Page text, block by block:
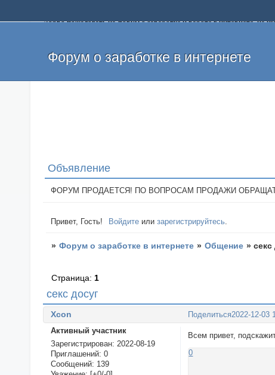
Добро пожаловать на форум о заработке и работе в интернете,
и оставлять свои отзывы. Если вы знаете, что определенный
легкие деньги без вложений и регистрации уже сегодня.
Форум о заработке в интернете
Объявление
ФОРУМ ПРОДАЕТСЯ! ПО ВОПРОСАМ ПРОДАЖИ ОБРАЩАТЬСЯ:
Привет, Гость! Войдите илизарегистрируйтесь.
» Форум о заработке в интернете » Общение »секс
секс досуг
Страница: 1
Поделиться2022-12-03
Xcon
Активный участник
Зарегистрирован: 2022-08-19
Приглашений: 0
Сообщений: 139
Всем привет,
0